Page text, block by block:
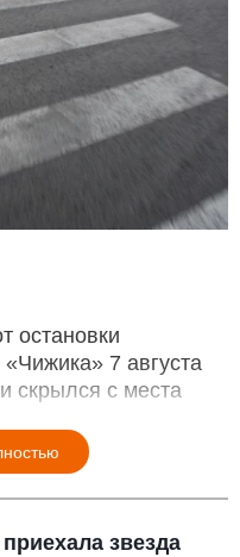
остановки
7 августа
скрылся с места
звезда